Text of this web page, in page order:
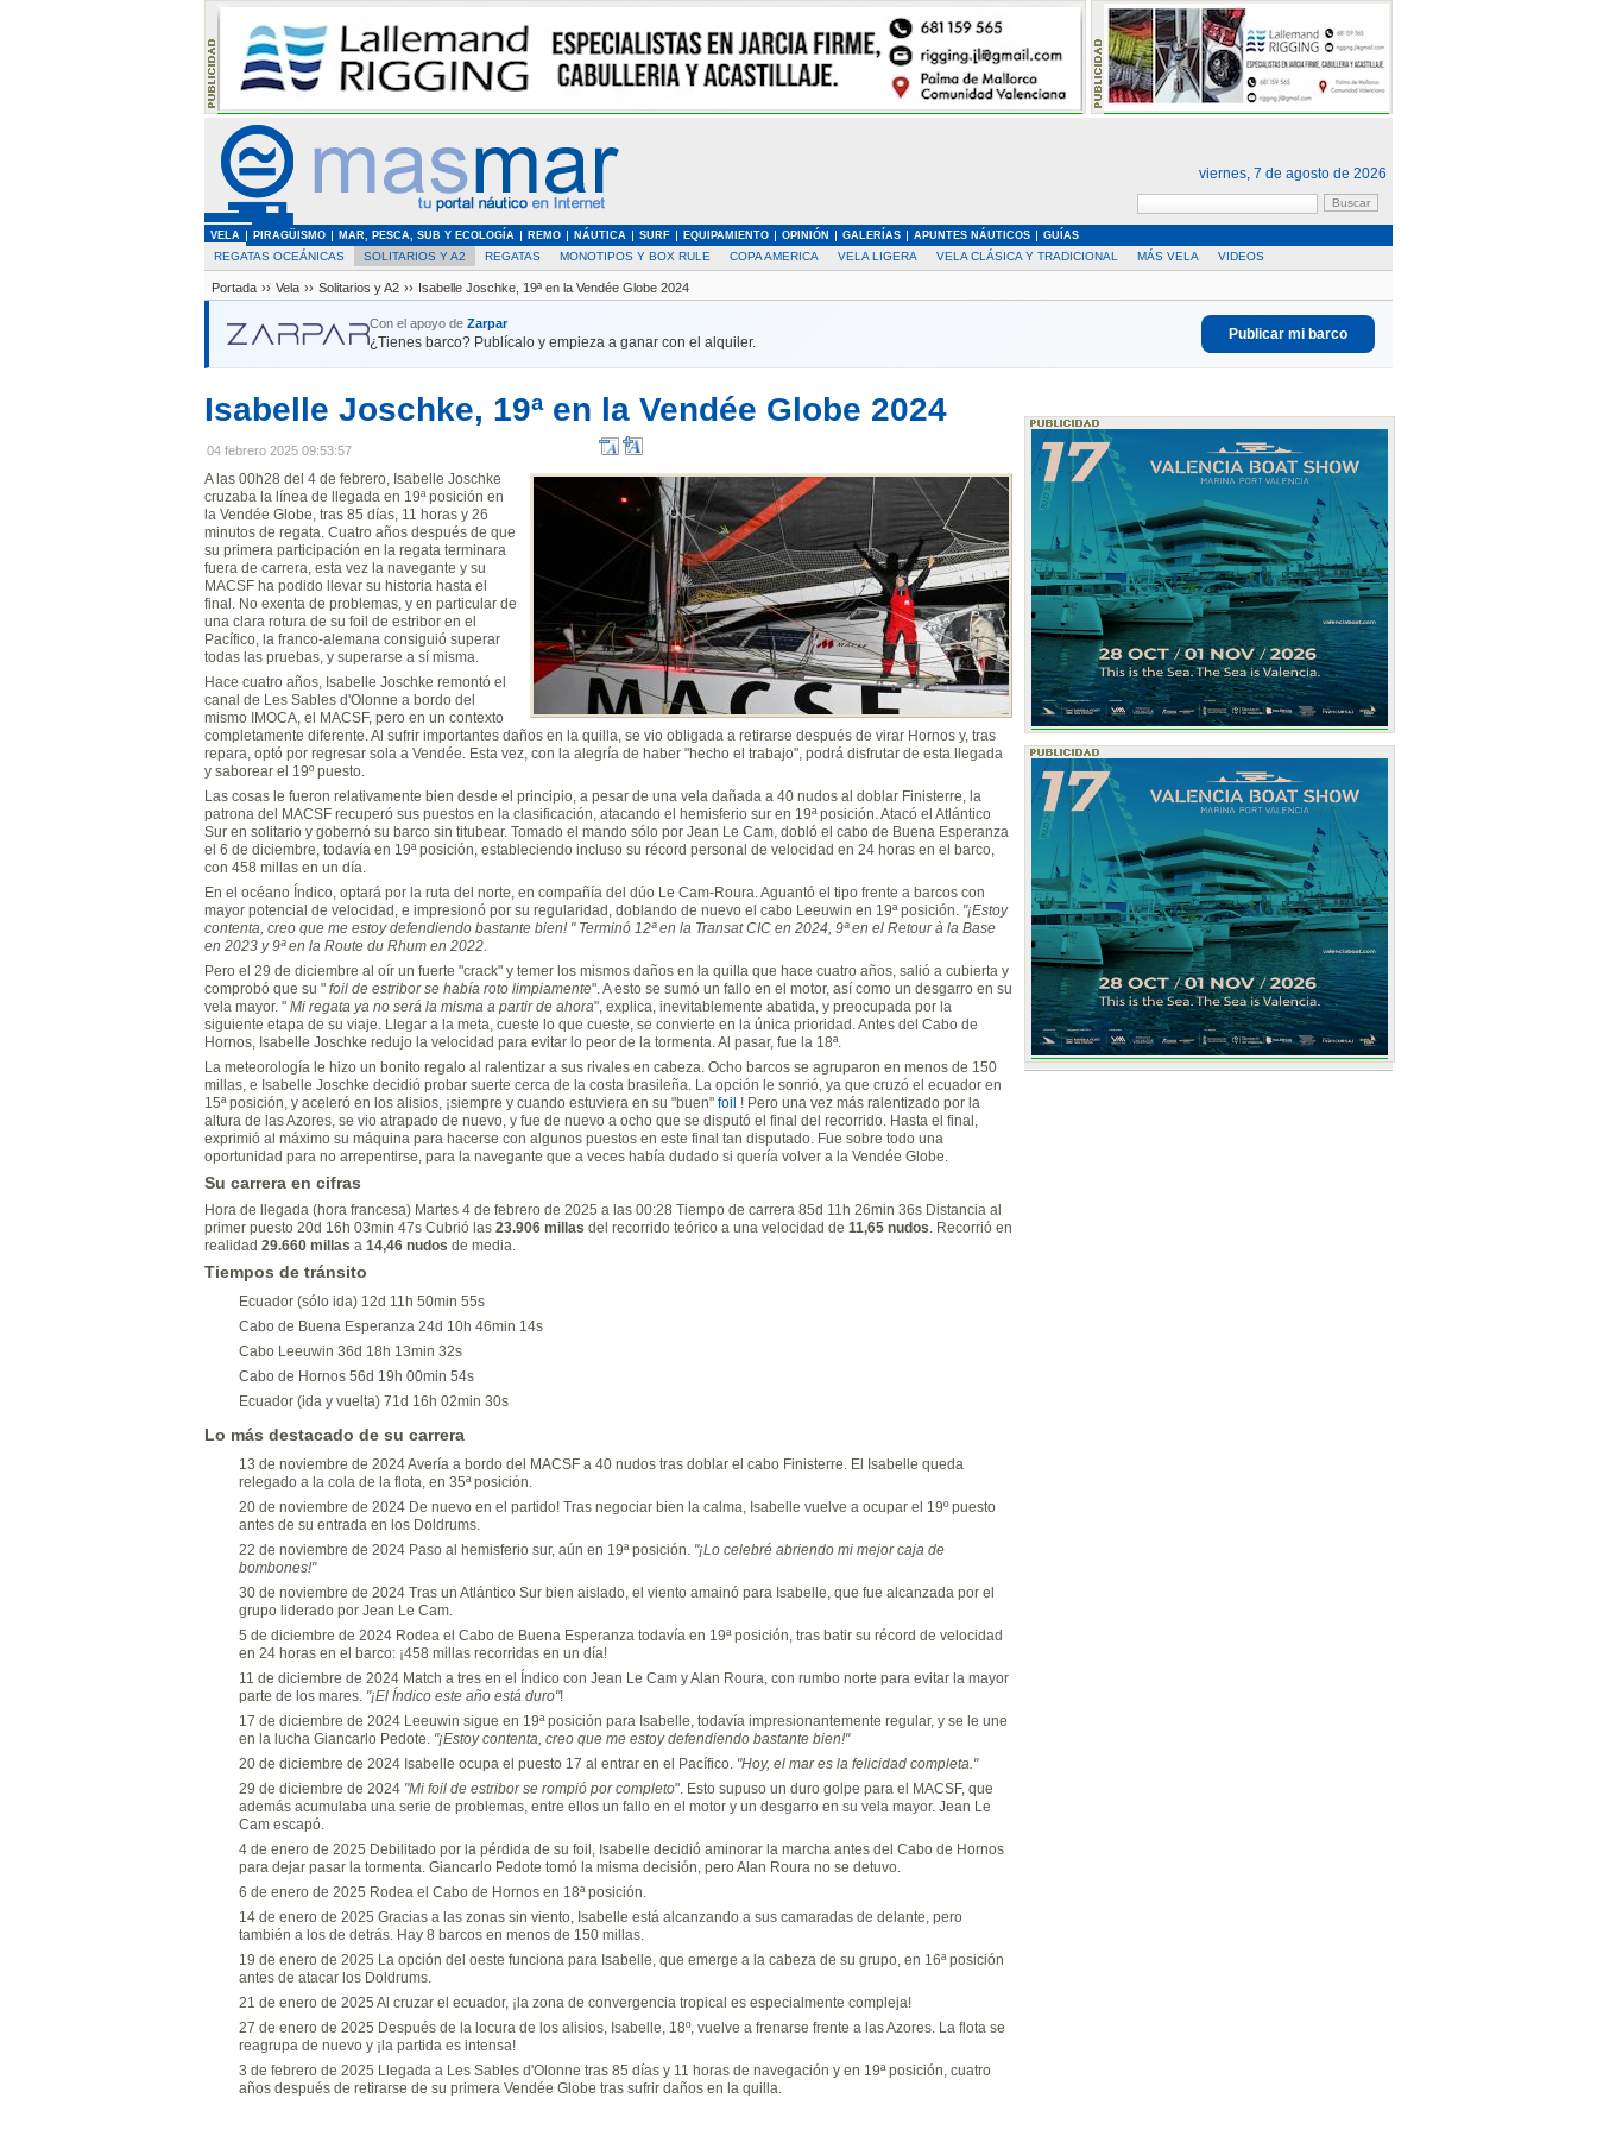
viernes, 7 de agosto de 2026
VELA PIRAGÜISMO MAR, PESCA, SUB Y ECOLOGÍA REMO NÁUTICA SURF EQUIPAMIENTO OPINIÓN GALERÍAS APUNTES NÁUTICOS GUÍAS
REGATAS OCEÁNICAS SOLITARIOS Y A2 REGATAS MONOTIPOS Y BOX RULE COPA AMERICA VELA LIGERA VELA CLÁSICA Y TRADICIONAL MÁS VELA VIDEOS
Portada ›› Vela ›› Solitarios y A2 ›› Isabelle Joschke, 19ª en la Vendée Globe 2024
Con el apoyo de Zarpar
¿Tienes barco? Publícalo y empieza a ganar con el alquiler.
Publicar mi barco
Isabelle Joschke, 19ª en la Vendée Globe 2024
04 febrero 2025 09:53:57
A las 00h28 del 4 de febrero, Isabelle Joschke
cruzaba la línea de llegada en 19ª posición en
la Vendée Globe, tras 85 días, 11 horas y 26
minutos de regata. Cuatro años después de que
su primera participación en la regata terminara
fuera de carrera, esta vez la navegante y su
MACSF ha podido llevar su historia hasta el
final. No exenta de problemas, y en particular de
una clara rotura de su foil de estribor en el
Pacífico, la franco-alemana consiguió superar
todas las pruebas, y superarse a sí misma.
Hace cuatro años, Isabelle Joschke remontó el
canal de Les Sables d'Olonne a bordo del
mismo IMOCA, el MACSF, pero en un contexto
completamente diferente. Al sufrir importantes daños en la quilla, se vio obligada a retirarse después de virar Hornos y, tras
repara, optó por regresar sola a Vendée. Esta vez, con la alegría de haber "hecho el trabajo", podrá disfrutar de esta llegada
y saborear el 19º puesto.
Las cosas le fueron relativamente bien desde el principio, a pesar de una vela dañada a 40 nudos al doblar Finisterre, la
patrona del MACSF recuperó sus puestos en la clasificación, atacando el hemisferio sur en 19ª posición. Atacó el Atlántico
Sur en solitario y gobernó su barco sin titubear. Tomado el mando sólo por Jean Le Cam, dobló el cabo de Buena Esperanza
el 6 de diciembre, todavía en 19ª posición, estableciendo incluso su récord personal de velocidad en 24 horas en el barco,
con 458 millas en un día.
En el océano Índico, optará por la ruta del norte, en compañía del dúo Le Cam-Roura. Aguantó el tipo frente a barcos con
mayor potencial de velocidad, e impresionó por su regularidad, doblando de nuevo el cabo Leeuwin en 19ª posición. "¡Estoy
contenta, creo que me estoy defendiendo bastante bien! " Terminó 12ª en la Transat CIC en 2024, 9ª en el Retour à la Base
en 2023 y 9ª en la Route du Rhum en 2022.
Pero el 29 de diciembre al oír un fuerte "crack" y temer los mismos daños en la quilla que hace cuatro años, salió a cubierta y
comprobó que su " foil de estribor se había roto limpiamente". A esto se sumó un fallo en el motor, así como un desgarro en su
vela mayor. " Mi regata ya no será la misma a partir de ahora", explica, inevitablemente abatida, y preocupada por la
siguiente etapa de su viaje. Llegar a la meta, cueste lo que cueste, se convierte en la única prioridad. Antes del Cabo de
Hornos, Isabelle Joschke redujo la velocidad para evitar lo peor de la tormenta. Al pasar, fue la 18ª.
La meteorología le hizo un bonito regalo al ralentizar a sus rivales en cabeza. Ocho barcos se agruparon en menos de 150
millas, e Isabelle Joschke decidió probar suerte cerca de la costa brasileña. La opción le sonrió, ya que cruzó el ecuador en
15ª posición, y aceleró en los alisios, ¡siempre y cuando estuviera en su "buen" foil ! Pero una vez más ralentizado por la
altura de las Azores, se vio atrapado de nuevo, y fue de nuevo a ocho que se disputó el final del recorrido. Hasta el final,
exprimió al máximo su máquina para hacerse con algunos puestos en este final tan disputado. Fue sobre todo una
oportunidad para no arrepentirse, para la navegante que a veces había dudado si quería volver a la Vendée Globe.
Su carrera en cifras
Hora de llegada (hora francesa) Martes 4 de febrero de 2025 a las 00:28 Tiempo de carrera 85d 11h 26min 36s Distancia al
primer puesto 20d 16h 03min 47s Cubrió las 23.906 millas del recorrido teórico a una velocidad de 11,65 nudos. Recorrió en
realidad 29.660 millas a 14,46 nudos de media.
Tiempos de tránsito
Ecuador (sólo ida) 12d 11h 50min 55s
Cabo de Buena Esperanza 24d 10h 46min 14s
Cabo Leeuwin 36d 18h 13min 32s
Cabo de Hornos 56d 19h 00min 54s
Ecuador (ida y vuelta) 71d 16h 02min 30s
Lo más destacado de su carrera
13 de noviembre de 2024 Avería a bordo del MACSF a 40 nudos tras doblar el cabo Finisterre. El Isabelle queda
relegado a la cola de la flota, en 35ª posición.
20 de noviembre de 2024 De nuevo en el partido! Tras negociar bien la calma, Isabelle vuelve a ocupar el 19º puesto
antes de su entrada en los Doldrums.
22 de noviembre de 2024 Paso al hemisferio sur, aún en 19ª posición. "¡Lo celebré abriendo mi mejor caja de
bombones!"
30 de noviembre de 2024 Tras un Atlántico Sur bien aislado, el viento amainó para Isabelle, que fue alcanzada por el
grupo liderado por Jean Le Cam.
5 de diciembre de 2024 Rodea el Cabo de Buena Esperanza todavía en 19ª posición, tras batir su récord de velocidad
en 24 horas en el barco: ¡458 millas recorridas en un día!
11 de diciembre de 2024 Match a tres en el Índico con Jean Le Cam y Alan Roura, con rumbo norte para evitar la mayor
parte de los mares. "¡El Índico este año está duro"!
17 de diciembre de 2024 Leeuwin sigue en 19ª posición para Isabelle, todavía impresionantemente regular, y se le une
en la lucha Giancarlo Pedote. "¡Estoy contenta, creo que me estoy defendiendo bastante bien!"
20 de diciembre de 2024 Isabelle ocupa el puesto 17 al entrar en el Pacífico. "Hoy, el mar es la felicidad completa."
29 de diciembre de 2024 "Mi foil de estribor se rompió por completo". Esto supuso un duro golpe para el MACSF, que
además acumulaba una serie de problemas, entre ellos un fallo en el motor y un desgarro en su vela mayor. Jean Le
Cam escapó.
4 de enero de 2025 Debilitado por la pérdida de su foil, Isabelle decidió aminorar la marcha antes del Cabo de Hornos
para dejar pasar la tormenta. Giancarlo Pedote tomó la misma decisión, pero Alan Roura no se detuvo.
6 de enero de 2025 Rodea el Cabo de Hornos en 18ª posición.
14 de enero de 2025 Gracias a las zonas sin viento, Isabelle está alcanzando a sus camaradas de delante, pero
también a los de detrás. Hay 8 barcos en menos de 150 millas.
19 de enero de 2025 La opción del oeste funciona para Isabelle, que emerge a la cabeza de su grupo, en 16ª posición
antes de atacar los Doldrums.
21 de enero de 2025 Al cruzar el ecuador, ¡la zona de convergencia tropical es especialmente compleja!
27 de enero de 2025 Después de la locura de los alisios, Isabelle, 18º, vuelve a frenarse frente a las Azores. La flota se
reagrupa de nuevo y ¡la partida es intensa!
3 de febrero de 2025 Llegada a Les Sables d'Olonne tras 85 días y 11 horas de navegación y en 19ª posición, cuatro
años después de retirarse de su primera Vendée Globe tras sufrir daños en la quilla.